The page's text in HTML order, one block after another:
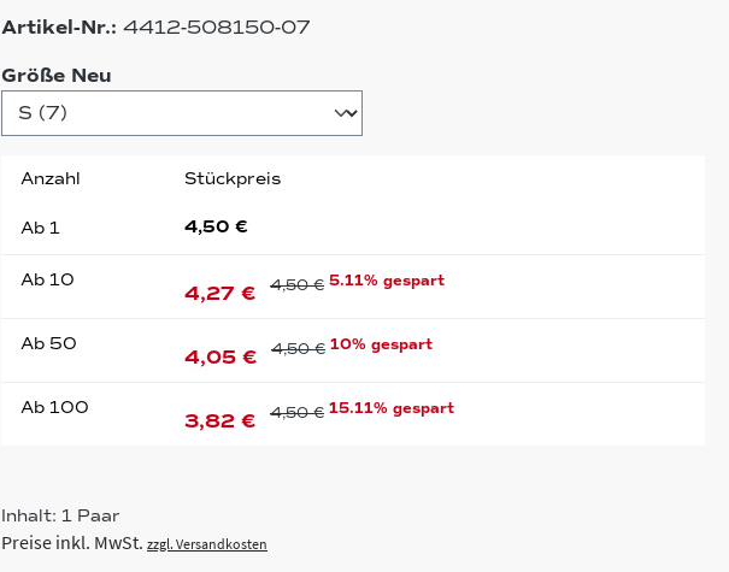
Artikel-Nr.: 4412-508150-07
Größe Neu
Anzahl Stückpreis
Ab 1 4,50 €
Ab 10
4,27 € 4,50 € 5.11% gespart
Ab 50
4,05 € 4,50 € 10% gespart
Ab 100
3,82 € 4,50 € 15.11% gespart
Inhalt: 1 Paar
Preise inkl. MwSt. zzgl. Versandkosten